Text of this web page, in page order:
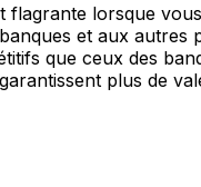
flagrante lorsque
et aux autres
que ceux des
plus de